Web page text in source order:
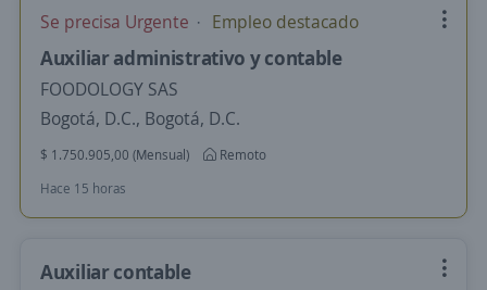
Se precisa Urgente Empleo destacado
Auxiliar administrativo y contable
FOODOLOGY SAS
Bogotá, D.C., Bogotá, D.C.
$ 1.750.905,00 (Mensual)
Remoto
Hace 15 horas
Auxiliar contable